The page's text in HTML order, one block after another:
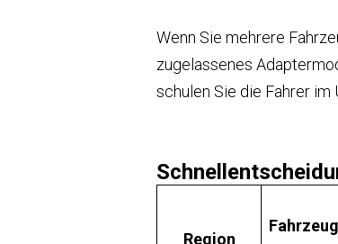
Wenn Sie mehrere
zugelassenes
schulen Sie die Fahrer im
Region